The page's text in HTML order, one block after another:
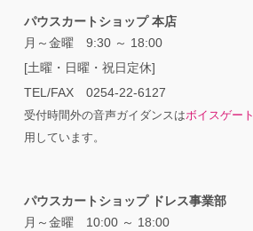
パウスカートショップ 本店
月～金曜 9:30 ～ 18:00
[土曜・日曜・祝日定休]
TEL/FAX 0254-22-6127
受付時間外の音声ガイダンスはボイスゲート
用しています。
パウスカートショップ ドレス事業部
月～金曜 10:00 ～ 18:00